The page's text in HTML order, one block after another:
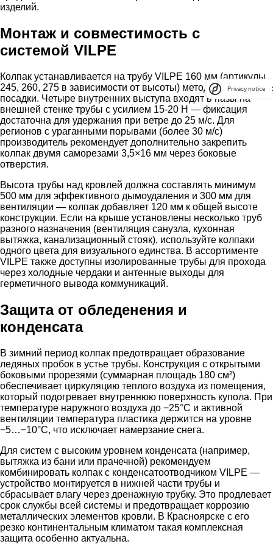
изделий.
Монтаж и совместимость с
системой VILPE
Колпак устанавливается на трубу VILPE 160 мм (артикулы
245, 260, 275 в зависимости от высоты) методом холодной
посадки. Четыре внутренних выступа входят в пазы на
внешней стенке трубы с усилием 15-20 Н — фиксация
достаточна для удержания при ветре до 25 м/с. Для
регионов с ураганными порывами (более 30 м/с)
производитель рекомендует дополнительно закрепить
колпак двумя саморезами 3,5×16 мм через боковые
отверстия.
Высота трубы над кровлей должна составлять минимум
500 мм для эффективного дымоудаления и 300 мм для
вентиляции — колпак добавляет 120 мм к общей высоте
конструкции. Если на крыше установлены несколько труб
разного назначения (вентиляция санузла, кухонная
вытяжка, канализационный стояк), используйте колпаки
одного цвета для визуального единства. В ассортименте
VILPE также доступны изолированные трубы для прохода
через холодные чердаки и антенные выходы для
герметичного вывода коммуникаций.
Защита от обледенения и
конденсата
В зимний период колпак предотвращает образование
ледяных пробок в устье трубы. Конструкция с открытыми
боковыми прорезями (суммарная площадь 180 см²)
обеспечивает циркуляцию теплого воздуха из помещения,
который подогревает внутреннюю поверхность купола. При
температуре наружного воздуха до −25°C и активной
вентиляции температура пластика держится на уровне
−5…−10°C, что исключает намерзание снега.
Для систем с высоким уровнем конденсата (например,
вытяжка из бани или прачечной) рекомендуем
комбинировать колпак с конденсатоотводчиком VILPE —
устройство монтируется в нижней части трубы и
сбрасывает влагу через дренажную трубку. Это продлевает
срок службы всей системы и предотвращает коррозию
металлических элементов кровли. В Красноярске с его
резко континентальным климатом такая комплексная
защита особенно актуальна.
Privacy notice